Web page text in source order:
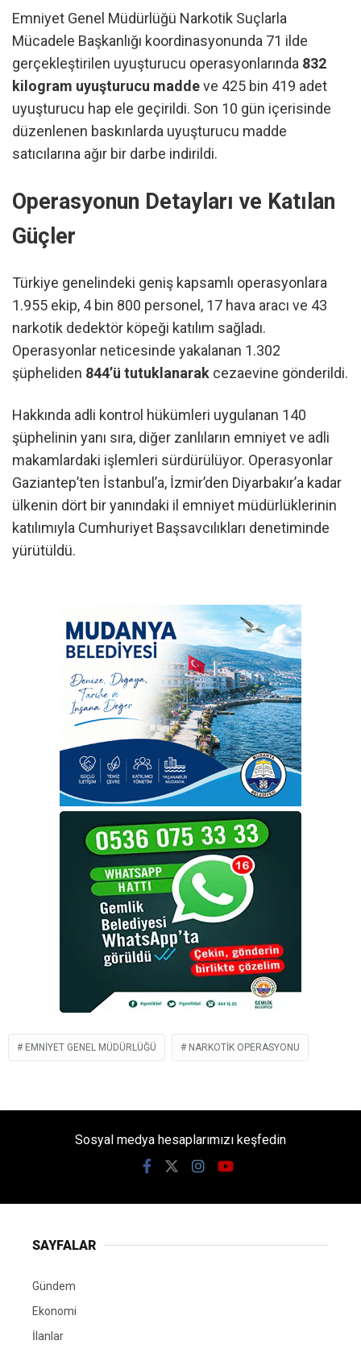
Emniyet Genel Müdürlüğü Narkotik Suçlarla
Mücadele Başkanlığı koordinasyonunda 71 ilde
gerçekleştirilen uyuşturucu operasyonlarında 832
kilogram uyuşturucu maddeve 425 bin 419 adet
uyuşturucu hap ele geçirildi. Son 10 gün içerisinde
düzenlenen baskınlarda uyuşturucu madde
satıcılarına ağır bir darbe indirildi.
Operasyonun Detayları ve Katılan
Güçler
Türkiye genelindeki geniş kapsamlı operasyonlara
1.955 ekip, 4 bin 800 personel, 17 hava aracı ve 43
narkotik dedektör köpeği katılım sağladı.
Operasyonlar neticesinde yakalanan 1.302
şüpheliden 844’ü tutuklanarak cezaevine gönderildi.
Hakkında adli kontrol hükümleri uygulanan 140
şüphelinin yanı sıra, diğer zanlıların emniyet ve adli
makamlardaki işlemleri sürdürülüyor. Operasyonlar
Gaziantep’ten İstanbul’a, İzmir’den Diyarbakır’a kadar
ülkenin dört bir yanındaki il emniyet müdürlüklerinin
katılımıyla Cumhuriyet Başsavcılıkları denetiminde
yürütüldü.
EMNIYET GENEL MÜDÜRLÜĞÜ NARKOTIK OPERASYONU
Sosyal medya hesaplarımızı keşfedin
SAYFALAR
Gündem
Ekonomi
İlanlar